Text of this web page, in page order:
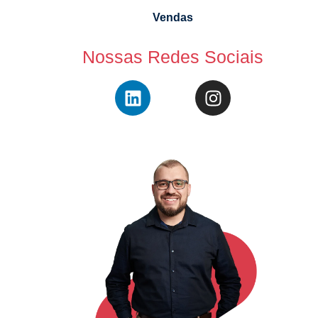
Vendas
Nossas Redes Sociais